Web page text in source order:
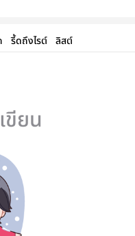
รี้ดถึงไรต์ ลิสต์
ขียน